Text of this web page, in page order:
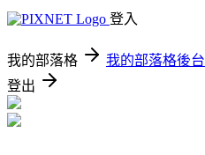
登入
我的部落格 我的部落格後台
登出